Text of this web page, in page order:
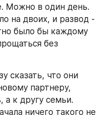
Можно в один день.
на двоих, и развод -
было бы каждому
без
сказать, что они
партнеру,
а к другу семьи.
ничего такого не